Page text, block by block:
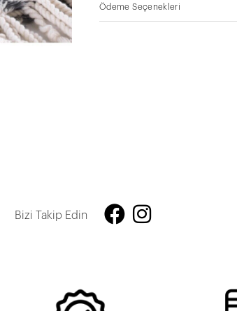
Ödeme Seçenekleri
Bizi Takip Edin